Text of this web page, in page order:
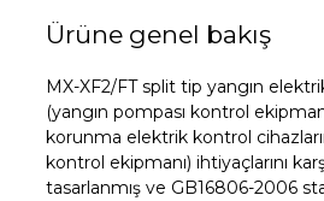
Ürüne genel bakış
MX-XF2/FT split tip yangın
(yangın pompası kontrol
korunma elektrik kontrol
kontrol ekipmanı) ihtiyaçlarını
tasarlanmış ve GB16806-2006